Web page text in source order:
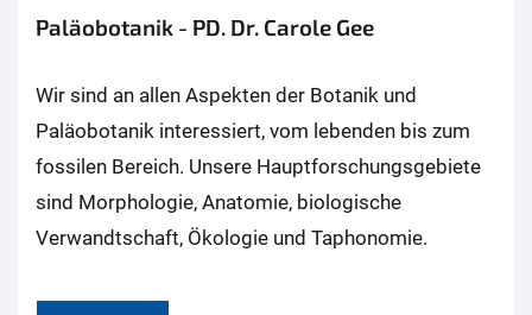
Paläobotanik - PD. Dr. Carole Gee
Wir sind an allen Aspekten der Botanik und
Paläobotanik interessiert, vom lebenden bis zum
fossilen Bereich. Unsere Hauptforschungsgebiete
sind Morphologie, Anatomie, biologische
Verwandtschaft, Ökologie und Taphonomie.